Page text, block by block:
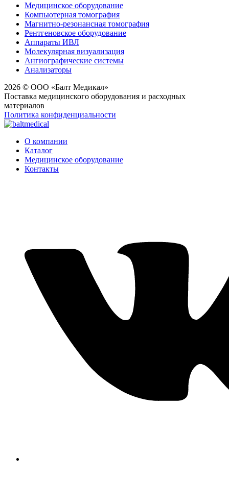
Медицинское оборудование
Компьютерная томография
Магнитно-резонансная томография
Рентгеновское оборудование
Аппараты ИВЛ
Молекулярная визуализация
Ангиографические системы
Анализаторы
2026 © ООО «Балт Медикал»
Поставка медицинского оборудования и расходных
материалов
Политика конфиденциальности
О компании
Каталог
Медицинское оборудование
Контакты